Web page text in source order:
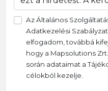
Az Általános
Adatkezelési
elfogadom, továbbá
hogy a Mapsolutions
során adataimat a
célokból kezelje.